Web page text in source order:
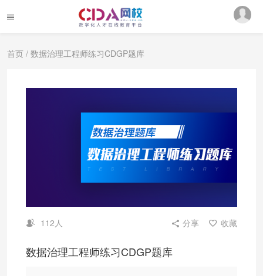
首页 / 数据治理工程师练习CDGP题库
112人 分享 收藏
数据治理工程师练习CDGP题库